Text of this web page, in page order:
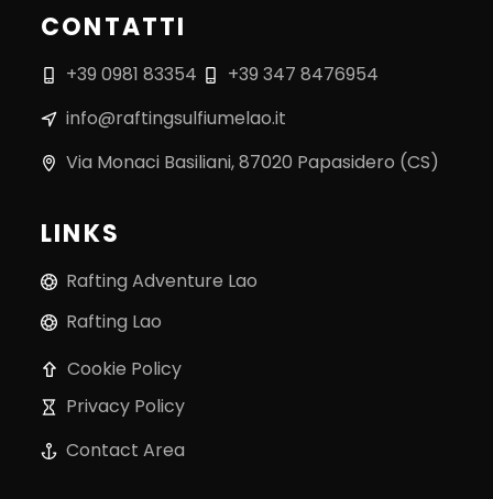
CONTATTI
+39 0981 83354
+39 347 8476954
info@raftingsulfiumelao.it
Via Monaci Basiliani, 87020 Papasidero (CS)
LINKS
Rafting Adventure Lao
Rafting Lao
Cookie Policy
Privacy Policy
Contact Area